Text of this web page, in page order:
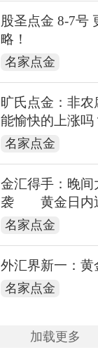
股圣点金 8-7号
略！
名家点金
旷氏点金：非
能愉快的上涨
名家点金
金汇得手：晚
袭 黄金日内
名家点金
外汇界新一：黄
名家点金
加载更多